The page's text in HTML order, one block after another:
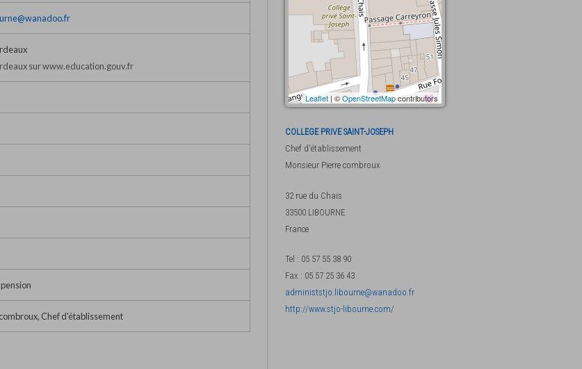
sur www.education.gouv.fr
Chef d'établissement
Leaflet | ©OpenStreetMapcontributors
COLLEGE PRIVE SAINT-JOSEPH
Chef d'établissement
Monsieur Pierre combroux
32 rue du Chais
33500 LIBOURNE
France
Tel : 05 57 55 38 90
Fax : 05 57 25 36 43
administstjo.libourne@wanadoo.fr
http://www.stjo-libourne.com/